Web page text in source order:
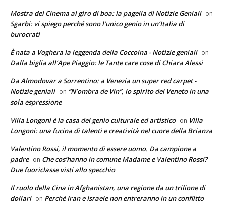
Mostra del Cinema al giro di boa: la pagella di Notizie Geniali on
Sgarbi: vi spiego perché sono l’unico genio in un’Italia di
burocrati
È nata a Voghera la leggenda della Coccoina - Notizie geniali on
Dalla biglia all’Ape Piaggio: le Tante care cose di Chiara Alessi
Da Almodovar a Sorrentino: a Venezia un super red carpet -
Notizie geniali on “N’ombra de Vin”, lo spirito del Veneto in una
sola espressione
Villa Longoni è la casa del genio culturale ed artistico on Villa
Longoni: una fucina di talenti e creatività nel cuore della Brianza
Valentino Rossi, il momento di essere uomo. Da campione a
padre on Che cos’hanno in comune Madame e Valentino Rossi?
Due fuoriclasse visti allo specchio
Il ruolo della Cina in Afghanistan, una regione da un trilione di
dollari on Perché Iran e Israele non entreranno in un conflitto